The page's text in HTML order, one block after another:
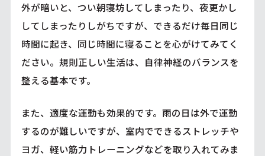
外が暗いと、つい朝寝坊してしまったり、夜更かし
してしまったりしがちですが、できるだけ毎日同じ
時間に起き、同じ時間に寝ることを心がけてみてく
ださい。規則正しい生活は、自律神経のバランスを
整える基本です。
また、適度な運動も効果的です。雨の日は外で運動
するのが難しいですが、室内でできるストレッチや
ヨガ、軽い筋力トレーニングなどを取り入れてみま